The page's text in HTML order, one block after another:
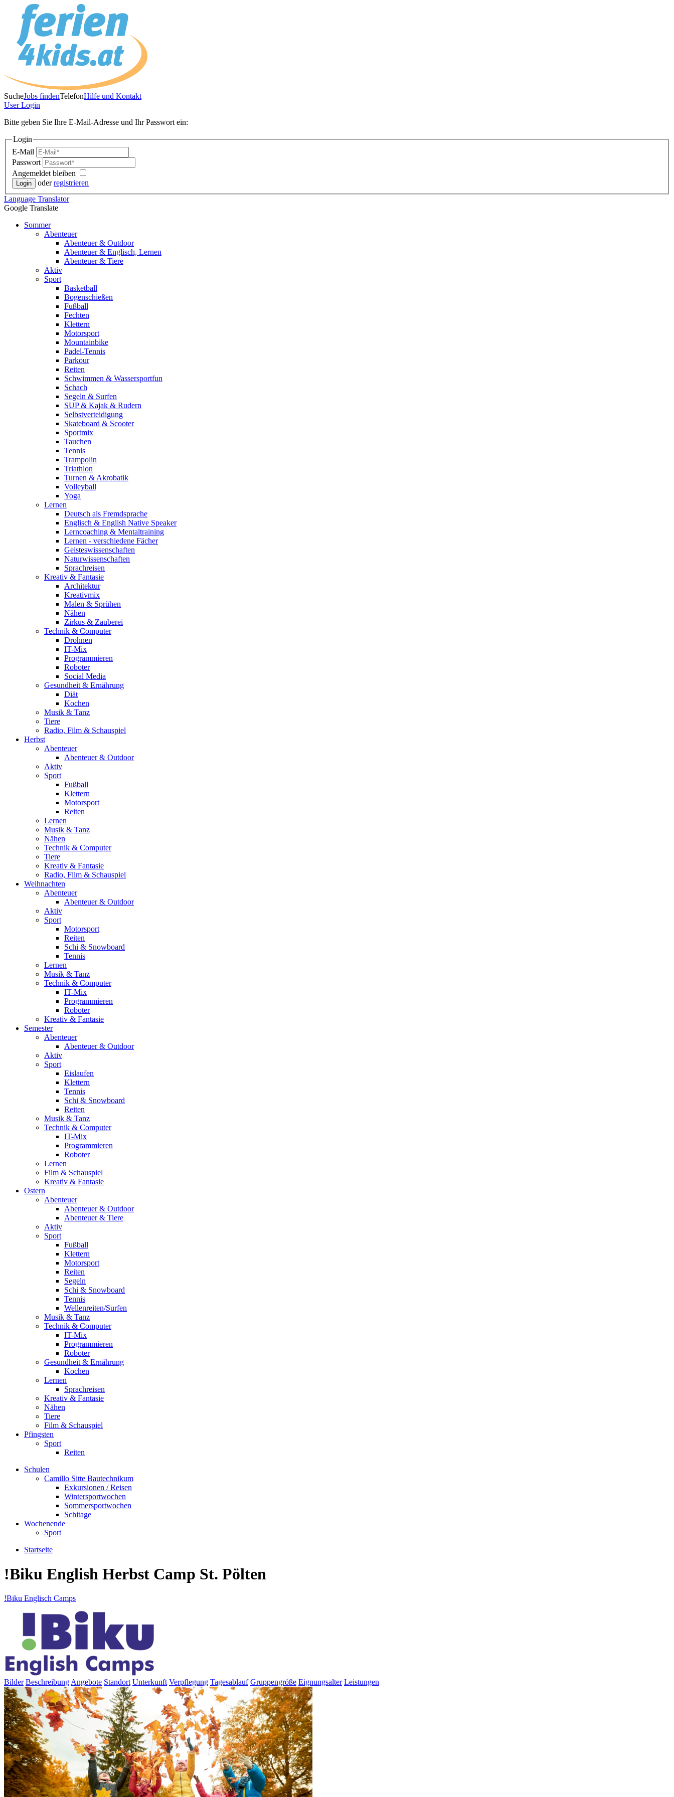
SucheJobs findenTelefonHilfe und Kontakt
UserLogin
Bitte geben Sie Ihre E-Mail-Adresse und Ihr Passwort ein:
Login
E-Mail
Passwort
Angemeldet bleiben
oderregistrieren
Language Translator
Google Translate
Sommer
Abenteuer
Abenteuer & Outdoor
Abenteuer & Englisch, Lernen
Abenteuer & Tiere
Aktiv
Sport
Basketball
Bogenschießen
Fußball
Fechten
Klettern
Motorsport
Mountainbike
Padel-Tennis
Parkour
Reiten
Schwimmen & Wassersportfun
Schach
Segeln & Surfen
SUP & Kajak & Rudern
Selbstverteidigung
Skateboard & Scooter
Sportmix
Tauchen
Tennis
Trampolin
Triathlon
Turnen & Akrobatik
Volleyball
Yoga
Lernen
Deutsch als Fremdsprache
Englisch & English Native Speaker
Lerncoaching & Mentaltraining
Lernen - verschiedene Fächer
Geisteswissenschaften
Naturwissenschaften
Sprachreisen
Kreativ & Fantasie
Architektur
Kreativmix
Malen & Sprühen
Nähen
Zirkus & Zauberei
Technik & Computer
Drohnen
IT-Mix
Programmieren
Roboter
Social Media
Gesundheit & Ernährung
Diät
Kochen
Musik & Tanz
Tiere
Radio, Film & Schauspiel
Herbst
Abenteuer
Abenteuer & Outdoor
Aktiv
Sport
Fußball
Klettern
Motorsport
Reiten
Lernen
Musik & Tanz
Nähen
Technik & Computer
Tiere
Kreativ & Fantasie
Radio, Film & Schauspiel
Weihnachten
Abenteuer
Abenteuer & Outdoor
Aktiv
Sport
Motorsport
Reiten
Schi & Snowboard
Tennis
Lernen
Musik & Tanz
Technik & Computer
IT-Mix
Programmieren
Roboter
Kreativ & Fantasie
Semester
Abenteuer
Abenteuer & Outdoor
Aktiv
Sport
Eislaufen
Klettern
Tennis
Schi & Snowboard
Reiten
Musik & Tanz
Technik & Computer
IT-Mix
Programmieren
Roboter
Lernen
Film & Schauspiel
Kreativ & Fantasie
Ostern
Abenteuer
Abenteuer & Outdoor
Abenteuer & Tiere
Aktiv
Sport
Fußball
Klettern
Motorsport
Reiten
Segeln
Schi & Snowboard
Tennis
Wellenreiten/Surfen
Musik & Tanz
Technik & Computer
IT-Mix
Programmieren
Roboter
Gesundheit & Ernährung
Kochen
Lernen
Sprachreisen
Kreativ & Fantasie
Nähen
Tiere
Film & Schauspiel
Pfingsten
Sport
Reiten
Schulen
Camillo Sitte Bautechnikum
Exkursionen / Reisen
Wintersportwochen
Sommersportwochen
Schitage
Wochenende
Sport
Startseite
!Biku English Herbst Camp St. Pölten
!Biku Englisch Camps
Bilder BeschreibungAngebote Standort Unterkunft Verpflegung Tagesablauf Gruppengröße Eignungsalter Leistungen